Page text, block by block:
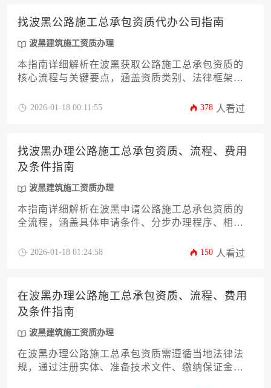
找波黑公路施工总承包资质代办公司指南
波黑建筑施工资质办理
本指南详细解析在波黑获取公路施工总承包资质的
核心流程与关键要点，涵盖资质类别、法律框架、
代办合作解决方案，助力高效合法开拓巴尔干基建
2026-01-18 00:11:55 378 人看过
找波黑办理公路施工总承包资质、流程、费用
及条件指南
波黑建筑施工资质办理
本指南详细解析在波黑申请公路施工总承包资质的
全流程，涵盖具体申请条件、分步办理程序、相关
的企业提供一站式参考，助力高效完成资质获取。
2026-01-18 01:24:58 150 人看过
在波黑办理公路施工总承包资质、流程、费用
及条件指南
波黑建筑施工资质办理
在波黑办理公路施工总承包资质需遵循当地法律法
规，通过注册实体、准备技术文件、缴纳保证金等